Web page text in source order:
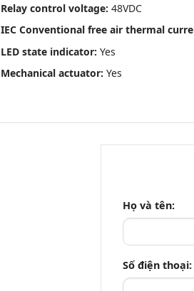
Relay control voltage: 48VDC
IEC Conventional free air thermal
LED state indicator: Yes
Mechanical actuator: Yes
Họ và tên:
Số điện thoại: